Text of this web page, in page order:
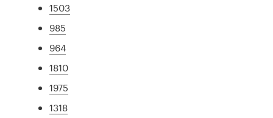
1503
985
964
1810
1975
1318